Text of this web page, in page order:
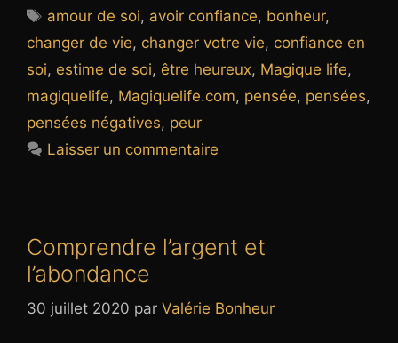
Étiquettes
amour de soi, avoir confiance, bonheur,
changer de vie, changer votre vie, confiance en
soi, estime de soi, être heureux, Magique life,
magiquelife, Magiquelife.com, pensée, pensées,
pensées négatives, peur
Laisser un commentaire
Comprendre l’argent et
l’abondance
30 juillet 2020 par Valérie Bonheur